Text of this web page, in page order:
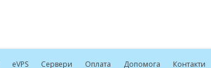
eVPS Сервери Оплата Допомога Контакти